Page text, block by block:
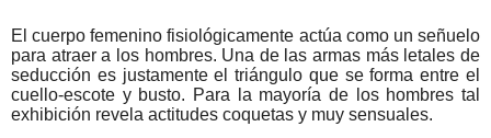
El cuerpo femenino fisiológicamente actúa como un señuelo
para atraer a los hombres. Una de las armas más letales de
seducción es justamente el triángulo que se forma entre el
cuello-escote y busto. Para la mayoría de los hombres tal
exhibición revela actitudes coquetas y muy sensuales.